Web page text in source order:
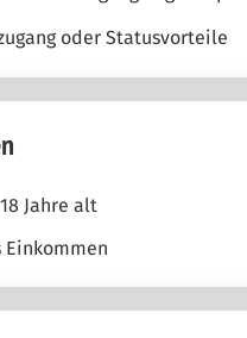
oder Statusvorteile
Jahre alt